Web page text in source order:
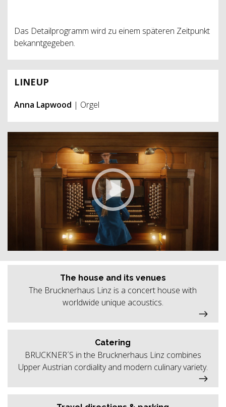
Das Detailprogramm wird zu einem späteren Zeitpunkt
bekanntgegeben.
LINEUP
Anna Lapwood | Orgel
The house and its venues
The Brucknerhaus Linz is a concert house with
worldwide unique acoustics.
Catering
BRUCKNER´S in the Brucknerhaus Linz combines
Upper Austrian cordiality and modern culinary variety.